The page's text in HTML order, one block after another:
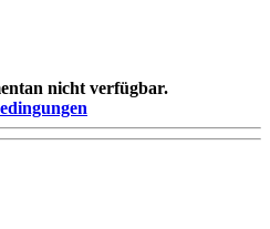
nicht verfügbar.